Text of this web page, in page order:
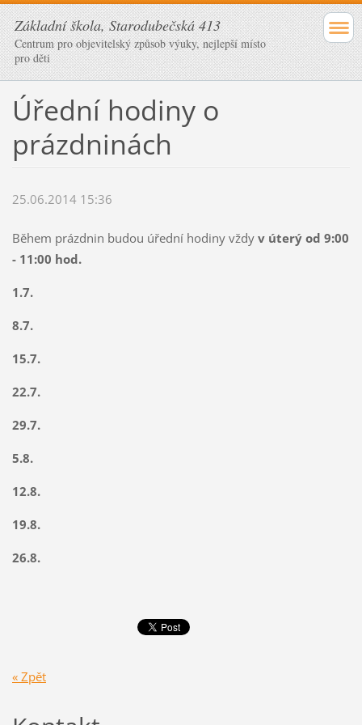
Základní škola, Starodubečská 413
Centrum pro objevitelský způsob výuky, nejlepší místo
pro děti
Úřední hodiny o
prázdninách
25.06.2014 15:36
Během prázdnin budou úřední hodiny vždy v úterý od 9:00
- 11:00 hod.
1.7.
8.7.
15.7.
22.7.
29.7.
5.8.
12.8.
19.8.
26.8.
« Zpět